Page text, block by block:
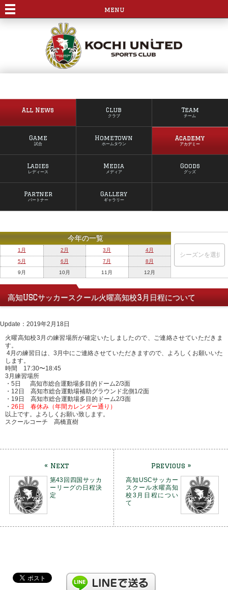
menu
All News Club
クラブ
Team
チーム
Game
試合
Hometown
ホームタウン
Academy
アカデミー
Ladies
レディース
Media
メディア
Goods
グッズ
Partner
パートナー
Gallery
ギャラリー
今年の一覧
1月 2月 3月
4月
5月
6月 7月
8月
9月
10月 11月 12月
高知USCサッカースクール火曜高知校3月日程について
Update：2019年2月18日
火曜高知校3月 の練習場所が確定いたしましたので、
ご連絡させていただきま
す。
4月の練習日は、3月中にご連絡させていただきますので、
よろしくお願いいた
します。
時間 17:30〜18:45
3月 練習場所
・5日 高知市総合運動場多目的ドーム2/3面
・12 日 高知市総合運動場補助グラウンド北側1/2面
・19日 高知市総合運動場多目的ドーム2/3面
・ 26日 春休み（年間カレンダー通り）
以上です。よろしくお願い致します。
スクールコーチ 高橋直樹
« Next
第43回四国サッカ
ーリーグの日程決
定
Previous »
高知USCサッカー
スクール水曜高知
校3月日程につい
て